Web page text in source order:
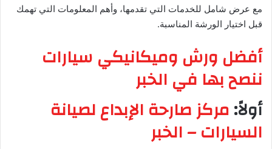
مع عرض شامل للخدمات التي تقدمها، وأهم المعلومات التي تهمك
قبل اختيار الورشة المناسبة.
أفضل ورش وميكانيكي سيارات
ننصح بها في الخبر
أولاً:مركز صارحة الإبداع لصيانة
السيارات – الخبر